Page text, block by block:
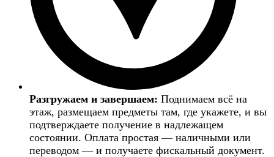
Разгружаем и завершаем: Поднимаем всё на
этаж, размещаем предметы там, где укажете, и вы
подтверждаете получение в надлежащем
состоянии. Оплата простая — наличными или
переводом — и получаете фискальный документ.